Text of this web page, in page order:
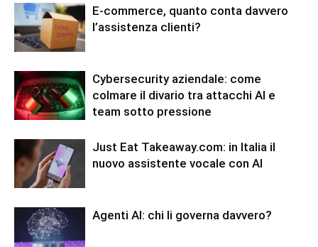
E-commerce, quanto conta davvero
l’assistenza clienti?
Cybersecurity aziendale: come
colmare il divario tra attacchi AI e
team sotto pressione
Just Eat Takeaway.com: in Italia il
nuovo assistente vocale con AI
Agenti AI: chi li governa davvero?